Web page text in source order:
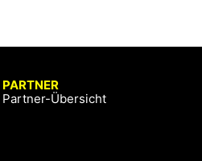
PARTNER
Partner-Übersicht